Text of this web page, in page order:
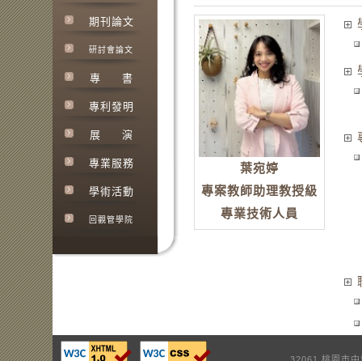
期刊論文
研討會論文
專 書
專利發明
展 演
專業服務
學術活動
回觀管學院
葉宛婷
專案教師助理教授級
專業技術人員